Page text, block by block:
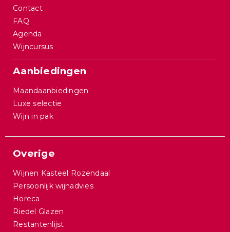
Contact
FAQ
Agenda
Wijncursus
Aanbiedingen
Maandaanbiedingen
Luxe selectie
Wijn in pak
Overige
Wijnen Kasteel Rozendaal
Persoonlijk wijnadvies
Horeca
Riedel Glazen
Restantenlijst